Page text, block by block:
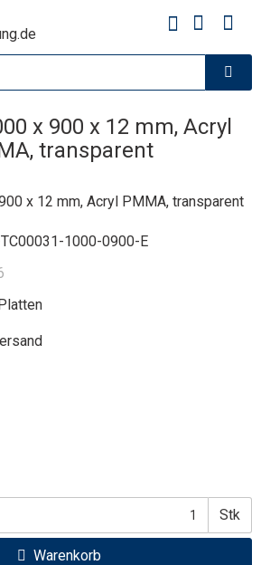
x 900 x 12 mm, Acryl
transparent
1000-0900-E
Stk
Warenkorb